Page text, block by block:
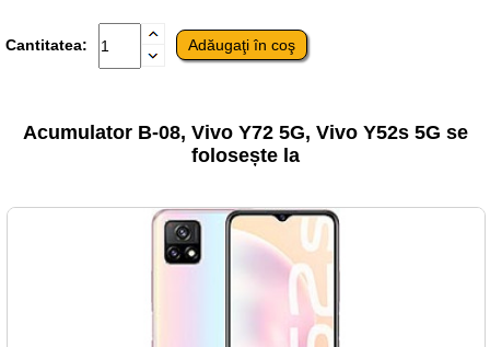
Cantitatea:
Acumulator B-08, Vivo Y72 5G, Vivo Y52s 5G se
folosește la